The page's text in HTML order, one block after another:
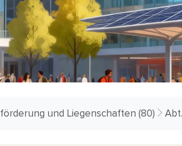
&
KLIMASCHUTZ
& MOBILITÄT
und Liegenschaften (80)